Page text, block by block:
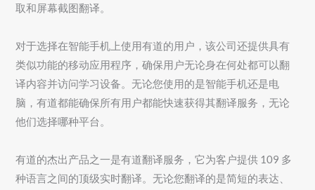
取和屏幕截图翻译。
对于选择在智能手机上使用有道的用户，该公司还提供具有
类似功能的移动应用程序，确保用户无论身在何处都可以翻
译内容并访问学习设备。无论您使用的是智能手机还是电
脑，有道都能确保所有用户都能快速获得其翻译服务，无论
他们选择哪种平台。
有道的杰出产品之一是有道翻译服务，它为客户提供 109 多
种语言之间的顶级实时翻译。无论您翻译的是简短的表达、